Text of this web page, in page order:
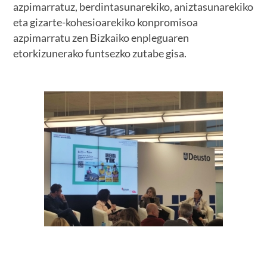
azpimarratuz, berdintasunarekiko, aniztasunarekiko
eta gizarte-kohesioarekiko konpromisoa
azpimarratu zen Bizkaiko enpleguaren
etorkizunerako funtsezko zutabe gisa.